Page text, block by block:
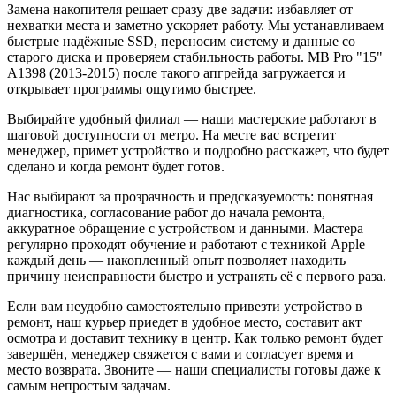
Замена накопителя решает сразу две задачи: избавляет от
нехватки места и заметно ускоряет работу. Мы устанавливаем
быстрые надёжные SSD, переносим систему и данные со
старого диска и проверяем стабильность работы. MB Pro "15"
A1398 (2013-2015) после такого апгрейда загружается и
открывает программы ощутимо быстрее.
Выбирайте удобный филиал — наши мастерские работают в
шаговой доступности от метро. На месте вас встретит
менеджер, примет устройство и подробно расскажет, что будет
сделано и когда ремонт будет готов.
Нас выбирают за прозрачность и предсказуемость: понятная
диагностика, согласование работ до начала ремонта,
аккуратное обращение с устройством и данными. Мастера
регулярно проходят обучение и работают с техникой Apple
каждый день — накопленный опыт позволяет находить
причину неисправности быстро и устранять её с первого раза.
Если вам неудобно самостоятельно привезти устройство в
ремонт, наш курьер приедет в удобное место, составит акт
осмотра и доставит технику в центр. Как только ремонт будет
завершён, менеджер свяжется с вами и согласует время и
место возврата. Звоните — наши специалисты готовы даже к
самым непростым задачам.